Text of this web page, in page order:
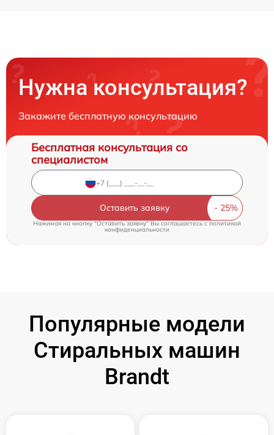
Нужна консультация?
Закажите бесплатную консультацию
Бесплатная консультация со
специалистом
Оставить заявку
Нажимая на кнопку "Оставить заявку" Вы соглашаетесь c политикой
конфиденциальности
Популярные модели
Стиральных машин
Brandt